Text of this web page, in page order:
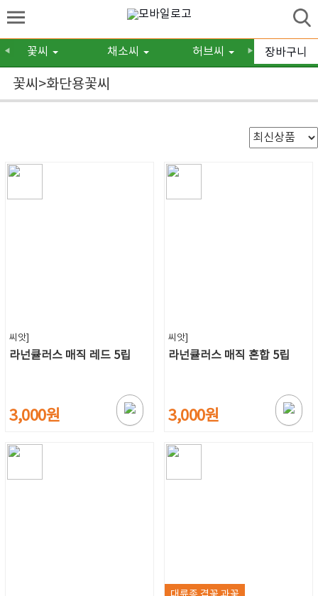
◀ 꽃씨 채소씨 허브씨 구근/숙
▶ 장바구니
꽃씨>화단용꽃씨
씨앗]
라넌큘러스 매직 레드 5립
3,000원
씨앗]
라넌큘러스 매직 혼합 5립
3,000원